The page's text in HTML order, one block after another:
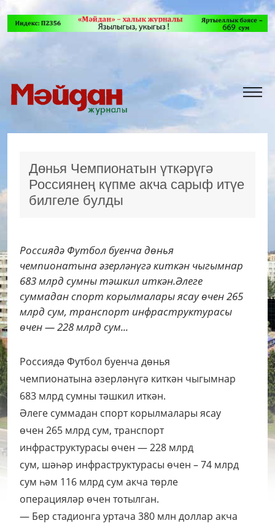
Дөнья Чемпионатын үткәрүгә
Россиянең күпме акча сарыф итүе
билгеле булды
Россиядә Футбол буенча дөнья
чемпионатына әзерләнүгә киткән чыгымнар
683 млрд сумны тәшкил иткән.Әлеге
суммадан спорт корылмалары ясау өчен 265
млрд сум, транспорт инфраструктурасы
өчен — 228 млрд сум...
Россиядә Футбол буенча дөнья
чемпионатына әзерләнүгә киткән чыгымнар
683 млрд сумны тәшкил иткән.
Әлеге суммадан спорт корылмалары ясау
өчен 265 млрд сум, транспорт
инфраструктурасы өчен — 228 млрд
сум, шәһәр инфраструктурасы өчен – 74 млрд
сум һәм 116 млрд сум акча төрле
операцияләр өчен тотылган.
— Бер стадионга уртача 380 млн доллар акча